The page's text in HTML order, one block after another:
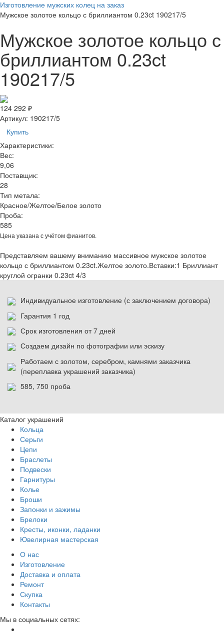
Изготовление мужских колец на заказ
Мужское золотое кольцо с бриллиантом 0.23ct 190217/5
Мужское золотое кольцо с
бриллиантом 0.23ct
190217/5
124 292 ₽
Артикул: 190217/5
Купить
Характеристики:
Вес:
9,06
Поставщик:
28
Тип метала:
Красное/Желтое/Белое золото
Проба:
585
Цена указана с учётом фианитов.
Представляем вашему вниманию массивное мужское золотое
кольцо с бриллиантом 0.23ct.Желтое золото.Вставки:1 Бриллиант
круглой огранки 0.23ct 4/3
Индивидуальное изготовление (с заключением договора)
Гарантия 1 год
Срок изготовления от 7 дней
Создаем дизайн по фотографии или эскизу
Работаем с золотом, серебром, камнями заказчика
(переплавка украшений заказчика)
585, 750 проба
Каталог украшений
Кольца
Серьги
Цепи
Браслеты
Подвески
Гарнитуры
Колье
Броши
Запонки и зажимы
Брелоки
Кресты, иконки, ладанки
Ювелирная мастерская
О нас
Изготовление
Доставка и оплата
Ремонт
Скупка
Контакты
Мы в социальных сетях: